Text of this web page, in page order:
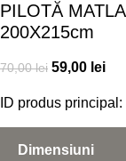
PILOTĂ
200X215cm
70,00lei 59,00 lei
ID produs principal:
Dimensiuni